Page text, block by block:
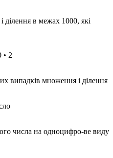
в межах 1000, які
2
випадків множення і ділення
числа на одноцифро-ве виду